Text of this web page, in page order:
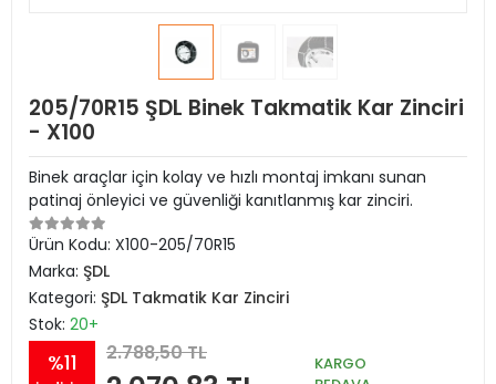
205/70R15 ŞDL Binek Takmatik Kar Zinciri
- X100
Binek araçlar için kolay ve hızlı montaj imkanı sunan
patinaj önleyici ve güvenliği kanıtlanmış kar zinciri.
Ürün Kodu: X100-205/70R15
Marka: ŞDL
Kategori: ŞDL Takmatik Kar Zinciri
Stok: 20+
%11 2.788,50 TL
KARGO